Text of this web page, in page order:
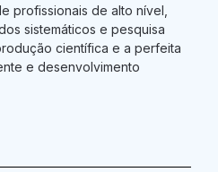
profissionais de alto nível,
sistemáticos e pesquisa
científica e a perfeita
e desenvolvimento